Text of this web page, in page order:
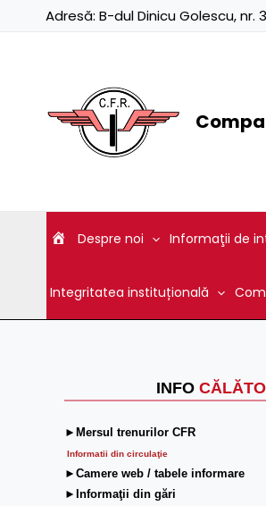
Adresă: B-dul Dinicu Golescu, nr.
Despre noi Informaţii de
Integritatea instituțională
INFO
►Mersul trenurilor CFR
Informatii din circulaţie
►Camere web / tabele informare
►Informaţii din gări